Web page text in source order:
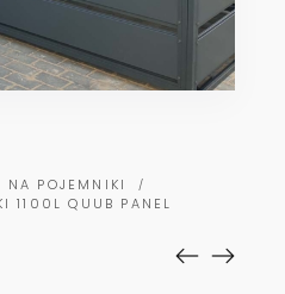
POJEMNIKI /
1100L QUUB PANEL